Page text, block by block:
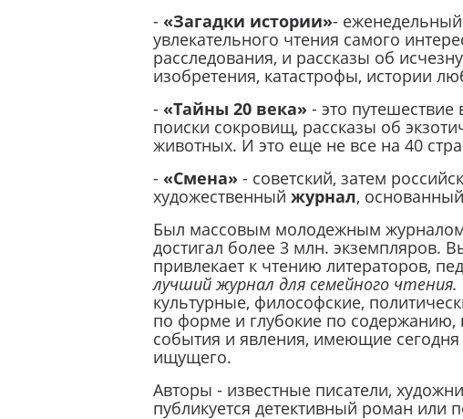
- «Загадки истории»- еженедельный
увлекательного чтения самого
расследования, и рассказы об
изобретения, катастрофы, истории
- «Тайны 20 века»- это
поиски сокровищ, рассказы об
животных. И это еще не все на 40
- «Смена»- советский, затем
художественный журнал,
Был массовым молодежным журналом
достигал более 3 млн. экземпляров.
привлекает к чтению литераторов,
лучший журнал для семейного чтения.
культурные, философские,
по форме и глубокие по
события и явления, имеющие
ищущего.
Авторы - известные писатели,
публикуется детективный роман или